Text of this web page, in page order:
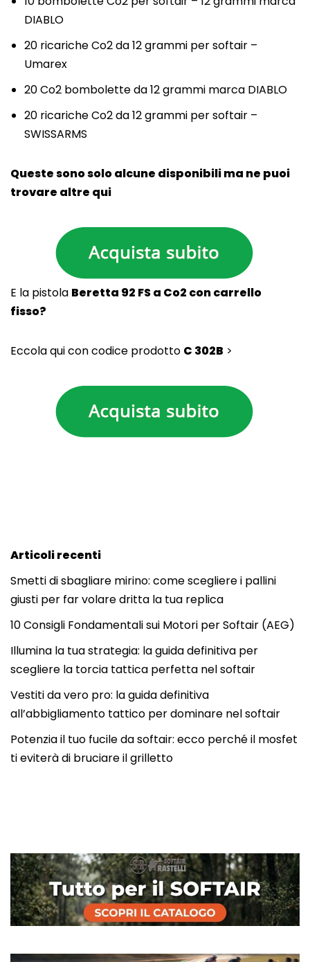
DIABLO
20 ricariche Co2 da 12 grammi per softair –
Umarex
20 Co2 bombolette da 12 grammi marca DIABLO
20 ricariche Co2 da 12 grammi per softair –
SWISSARMS
Queste sono solo alcune disponibili ma ne puoi
trovare altre qui
E la pistola Beretta 92 FS a Co2 con carrello
fisso?
Eccola qui con codice prodotto C 302B >
Articoli recenti
Smetti di sbagliare mirino: come scegliere i pallini
giusti per far volare dritta la tua replica
10 Consigli Fondamentali sui Motori per Softair (AEG)
Illumina la tua strategia: la guida definitiva per
scegliere la torcia tattica perfetta nel softair
Vestiti da vero pro: la guida definitiva
all’abbigliamento tattico per dominare nel softair
Potenzia il tuo fucile da softair: ecco perché il mosfet
ti eviterà di bruciare il grilletto